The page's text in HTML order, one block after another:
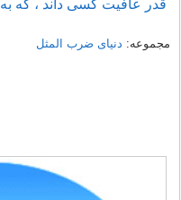
قدر عافیت کسی داند ، که به
مجموعه: دنیای ضرب المثل